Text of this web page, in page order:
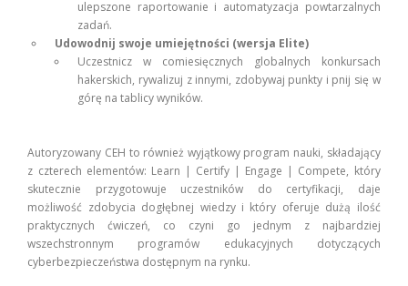
ulepszone raportowanie i automatyzacja powtarzalnych
zadań.
Udowodnij swoje umiejętności (wersja Elite)
Uczestnicz w comiesięcznych globalnych konkursach
hakerskich, rywalizuj z innymi, zdobywaj punkty i pnij się w
górę na tablicy wyników.
Autoryzowany CEH to również wyjątkowy program nauki, składający
z czterech elementów: Learn | Certify | Engage | Compete, który
skutecznie przygotowuje uczestników do certyfikacji, daje
możliwość zdobycia dogłębnej wiedzy i który oferuje dużą ilość
praktycznych ćwiczeń, co czyni go jednym z najbardziej
wszechstronnym programów edukacyjnych dotyczących
cyberbezpieczeństwa dostępnym na rynku.